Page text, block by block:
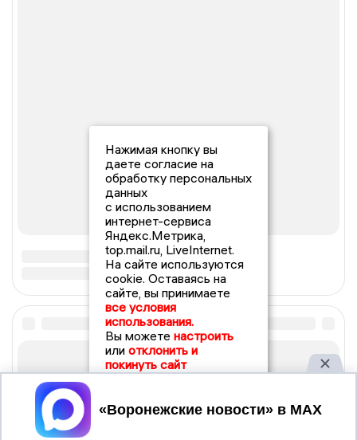
Нажимая кнопку вы
даете согласие на
обработку персональных
данных
с использованием
интернет-сервиса
Яндекс.Метрика,
top.mail.ru, LiveInternet.
На сайте используются
cookie. Оставаясь на
сайте, вы принимаете
все условия
использования.
Вы можете настроить
или отклонить и
покинуть сайт
Принять